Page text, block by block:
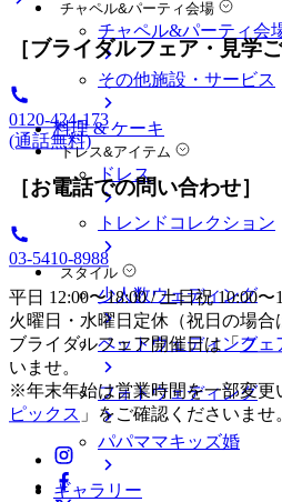
チャペル&パーティ会場
チャペル&パーティ会
その他施設・サービス
料理 & ケーキ
ドレス&アイテム
ドレス
トレンドコレクション
スタイル
少人数ウェディング
ペットウェディング
フォトウェディング
パパママキッズ婚
ギャラリー
［ブライダルフェア・見学
0120-424-173
(通話無料)
［お電話での問い合わせ］
03-5410-8988
平日 12:00〜18:00 / 土日祝 10:00〜
火曜日・水曜日定休（祝日の場合
ブライダルフェア開催日は「フェ
いませ。
※年末年始は営業時間を一部変更
ピックス 」をご確認くださいませ